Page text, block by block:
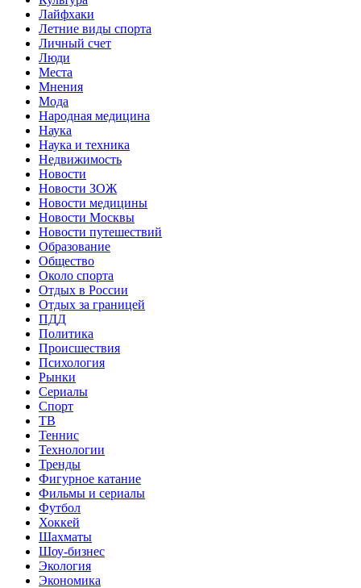
Лайфхаки
Летние виды спорта
Личный счет
Люди
Места
Мнения
Мода
Народная медицина
Наука
Наука и техника
Недвижимость
Новости
Новости ЗОЖ
Новости медицины
Новости Москвы
Новости путешествий
Образование
Общество
Около спорта
Отдых в России
Отдых за границей
ПДД
Политика
Происшествия
Психология
Рынки
Сериалы
Спорт
ТВ
Теннис
Технологии
Тренды
Фигурное катание
Фильмы и сериалы
Футбол
Хоккей
Шахматы
Шоу-бизнес
Экология
Экономика